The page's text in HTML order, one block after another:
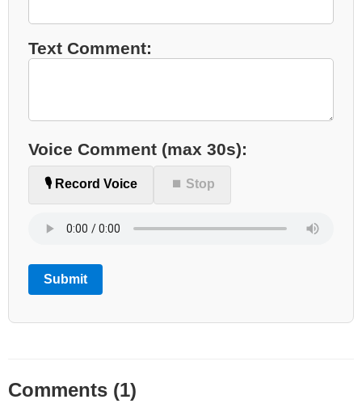
Text Comment:
Voice Comment (max 30s):
🎙️ Record Voice ⏹ Stop
Submit
Comments (1)